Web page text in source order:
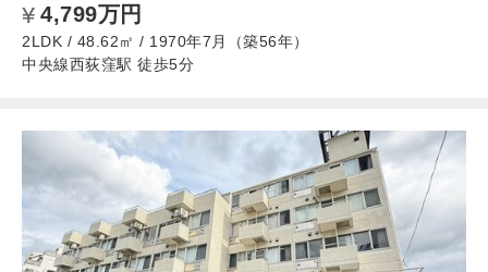
4,799万円
2LDK / 48.62㎡ / 1970年7月（築56年）
中央線西荻窪駅 徒歩5分